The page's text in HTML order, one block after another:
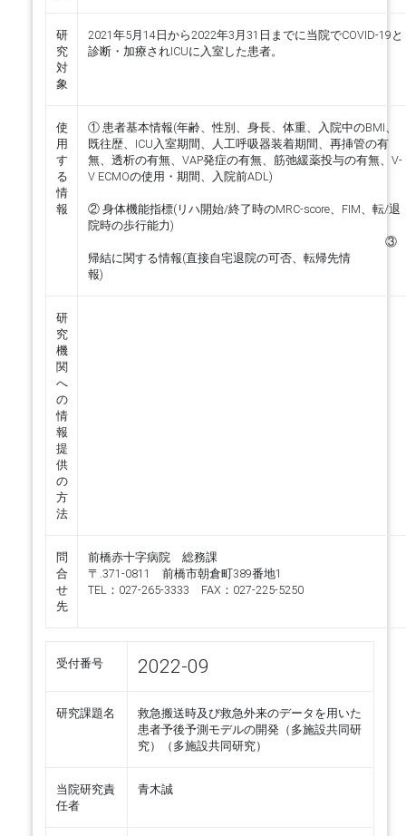
研
究
対
象
2021年5月14日から2022年3月31日までに当院でCOVID-19と
診断・加療されICUに入室した患者。
使
用
す
る
情
報
① 患者基本情報(年齢、性別、身長、体重、入院中のBMI、
既往歴、ICU入室期間、人工呼吸器装着期間、再挿管の有
無、透析の有無、VAP発症の有無、筋弛緩薬投与の有無、V-
V ECMOの使用・期間、入院前ADL)
② 身体機能指標(リハ開始/終了時のMRC-score、FIM、転/退
院時の歩行能力)
③
帰結に関する情報(直接自宅退院の可否、転帰先情
報)
研
究
機
関
へ
の
情
報
提
供
の
方
法
問
合
せ
先
前橋赤十字病院 総務課
〒.371-0811 前橋市朝倉町389番地1
TEL：027-265-3333 FAX：027-225-5250
受付番号 2022-09
研究課題名
救急搬送時及び救急外来のデータを用いた
患者予後予測モデルの開発（多施設共同研
究）（多施設共同研究）
当院研究責
任者
青木誠